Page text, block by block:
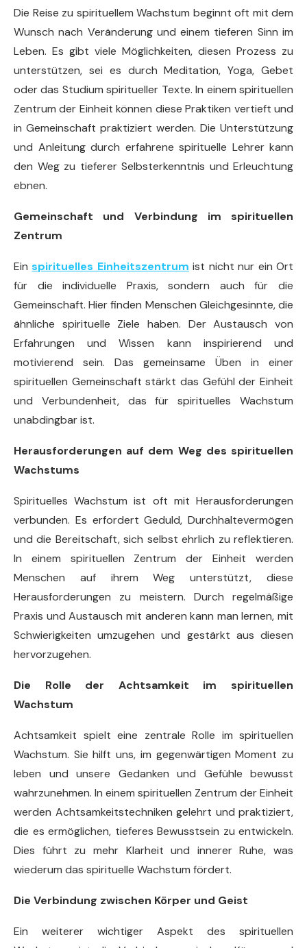
Die Reise zu spirituellem Wachstum beginnt oft mit dem
Wunsch nach Veränderung und einem tieferen Sinn im
Leben. Es gibt viele Möglichkeiten, diesen Prozess zu
unterstützen, sei es durch Meditation, Yoga, Gebet
oder das Studium spiritueller Texte. In einem spirituellen
Zentrum der Einheit können diese Praktiken vertieft und
in Gemeinschaft praktiziert werden. Die Unterstützung
und Anleitung durch erfahrene spirituelle Lehrer kann
den Weg zu tieferer Selbsterkenntnis und Erleuchtung
ebnen.
Gemeinschaft und Verbindung im spirituellen
Zentrum
Einspirituelles Einheitszentrum ist nicht nur ein Ort
für die individuelle Praxis, sondern auch für die
Gemeinschaft. Hier finden Menschen Gleichgesinnte, die
ähnliche spirituelle Ziele haben. Der Austausch von
Erfahrungen und Wissen kann inspirierend und
motivierend sein. Das gemeinsame Üben in einer
spirituellen Gemeinschaft stärkt das Gefühl der Einheit
und Verbundenheit, das für spirituelles Wachstum
unabdingbar ist.
Herausforderungen auf dem Weg des spirituellen
Wachstums
Spirituelles Wachstum ist oft mit Herausforderungen
verbunden. Es erfordert Geduld, Durchhaltevermögen
und die Bereitschaft, sich selbst ehrlich zu reflektieren.
In einem spirituellen Zentrum der Einheit werden
Menschen auf ihrem Weg unterstützt, diese
Herausforderungen zu meistern. Durch regelmäßige
Praxis und Austausch mit anderen kann man lernen, mit
Schwierigkeiten umzugehen und gestärkt aus diesen
hervorzugehen.
Die Rolle der Achtsamkeit im spirituellen
Wachstum
Achtsamkeit spielt eine zentrale Rolle im spirituellen
Wachstum. Sie hilft uns, im gegenwärtigen Moment zu
leben und unsere Gedanken und Gefühle bewusst
wahrzunehmen. In einem spirituellen Zentrum der Einheit
werden Achtsamkeitstechniken gelehrt und praktiziert,
die es ermöglichen, tieferes Bewusstsein zu entwickeln.
Dies führt zu mehr Klarheit und innerer Ruhe, was
wiederum das spirituelle Wachstum fördert.
Die Verbindung zwischen Körper und Geist
Ein weiterer wichtiger Aspekt des spirituellen